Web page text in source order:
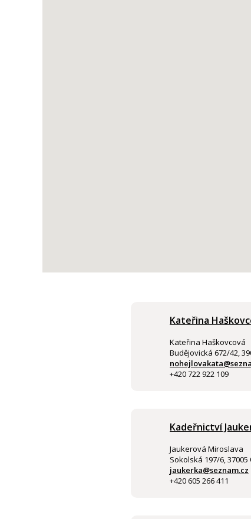
Kateřina
Kateřina Haškovcová
Budějovická 672/42,
+420 722 922 109
Kadeřnictví
Jaukerová Miroslava
Sokolská 197/6,
jaukerka@seznam.cz
+420 605 266 411